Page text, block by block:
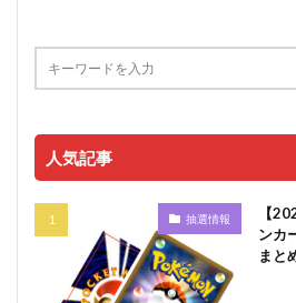
人気記事
抽選情報
【
ンカ
まと